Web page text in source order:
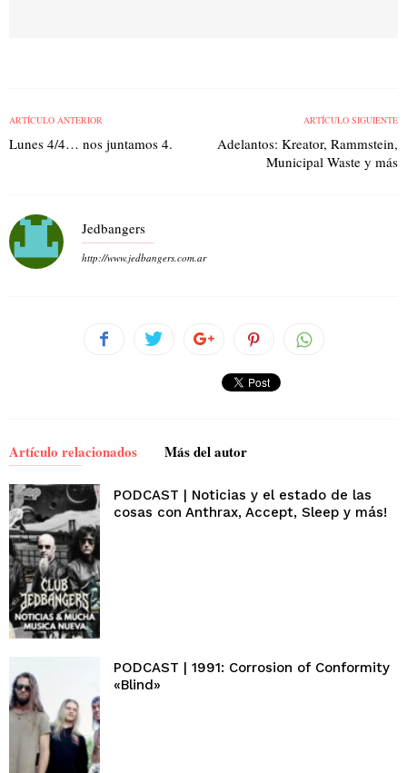
ARTÍCULO ANTERIOR
Lunes 4/4… nos juntamos 4.
ARTÍCULO SIGUIENTE
Adelantos: Kreator, Rammstein,
Municipal Waste y más
Jedbangers
http://www.jedbangers.com.ar
Artículo relacionados Más del autor
PODCAST | Noticias y el estado de las
cosas con Anthrax, Accept, Sleep y más!
PODCAST | 1991: Corrosion of Conformity
«Blind»